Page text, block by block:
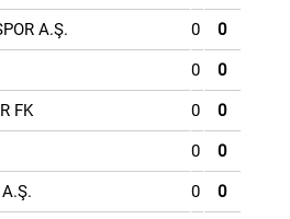
A.Ş. 0 0
0 0
FK 0 0
0 0
0 0